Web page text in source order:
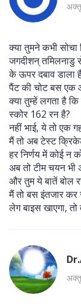
क्या तुमने कभी
जगदीशन् तमिलनाडु
के ऊपर दबाव डाला
पैंट की चोट बस एक
क्या तुम्हें लगता है
स्कोर 162 रन है?
नहीं भाई, ये तो एक
मैं तो अब टेस्ट
हर निर्णय में कोई न
अब तो टीम चयन भी
और तुम ये बातें बोल
मैं तो बस इंतजार
लेग बाइस खाएगा,